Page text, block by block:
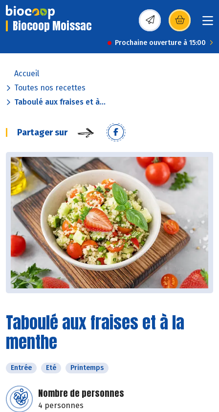
Biocoop Moissac (s’ouvre dans une
Prochaine ouverture à 15:00
Accueil
Toutes nos recettes
Taboulé aux fraises et à...
Partager sur
Taboulé aux fraises et à la
menthe
Entrée Eté Printemps
Nombre de personnes
4 personnes